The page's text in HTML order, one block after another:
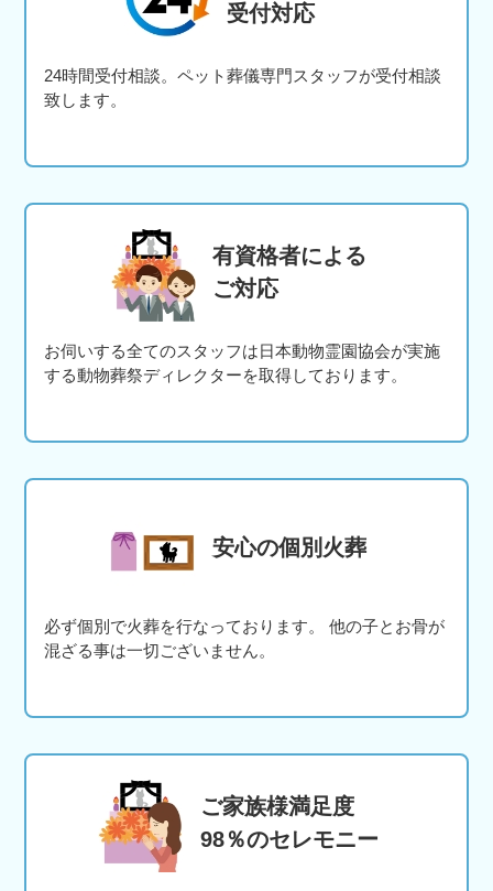
受付対応
24時間受付相談。ペット葬儀専門スタッフが受付相談
致します。
有資格者による
ご対応
お伺いする全てのスタッフは日本動物霊園協会が実施
する動物葬祭ディレクターを取得しております。
安心の個別火葬
必ず個別で火葬を行なっております。 他の子とお骨が
混ざる事は一切ございません。
ご家族様満足度
98％のセレモニー